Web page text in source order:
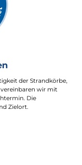
der Strandkörbe,
wir mit
Die
Zielort.